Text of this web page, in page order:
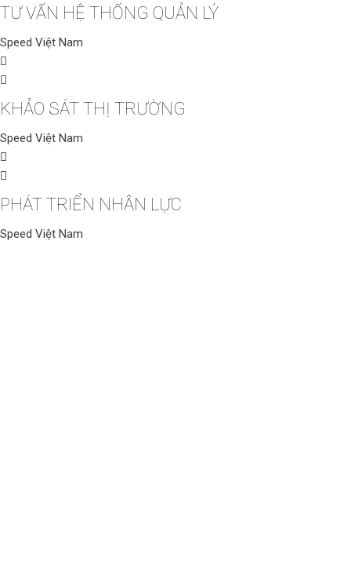
TƯ VẤN HỆ THỐNG QUẢN LÝ
Speed Việt Nam
KHẢO SÁT THỊ TRƯỜNG
Speed Việt Nam
PHÁT TRIỂN NHÂN LỰC
Speed Việt Nam